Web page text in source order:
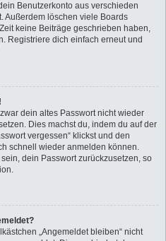
Benutzerkonto aus verschieden
Außerdem löschen viele Boards
keine Beiträge geschrieben haben,
Registriere dich einfach erneut und
dein altes Passwort nicht wieder
Dies machst du, indem du auf der
vergessen“ klickst und den
schnell wieder anmelden können.
dein Passwort zurückzusetzen, so
„Angemeldet bleiben“ nicht